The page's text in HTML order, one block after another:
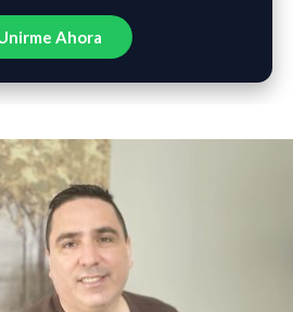
Ahora